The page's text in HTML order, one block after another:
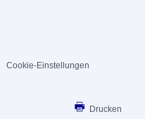
Cookie-Einstellungen
Drucken